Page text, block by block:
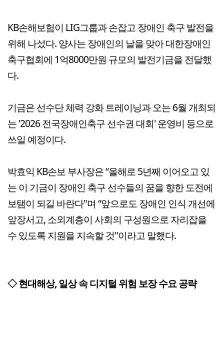
KB손해보험이 LIG그룹과 손잡고 장애인 축구 발전을
위해 나섰다. 양사는 장애인의 날을 맞아 대한장애인
축구협회에 1억8000만원 규모의 발전기금을 전달했
다.
기금은 선수단 체력 강화 트레이닝과 오는 6월 개최되
는 '2026 전국장애인축구 선수권 대회' 운영비 등으로
쓰일 예정이다.
박효익 KB손보 부사장은 “올해로 5년째 이어오고 있
는 이 기금이 장애인 축구 선수들의 꿈을 향한 도전에
보탬이 되길 바란다"며 “앞으로도 장애인 인식 개선에
앞장서고, 소외계층이 사회의 구성원으로 자리잡을
수 있도록 지원을 지속할 것"이라고 말했다.
◇ 현대해상, 일상 속 디지털 위험 보장 수요 공략